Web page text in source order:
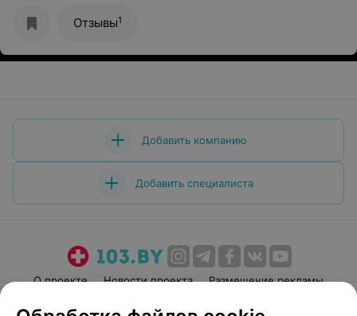
Отзывы1
Добавить компанию
Добавить специалиста
О проекте Новости проекта
Размещение рекламы